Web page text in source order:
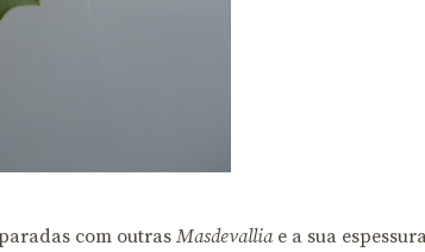
com outras Masdevalliae a sua